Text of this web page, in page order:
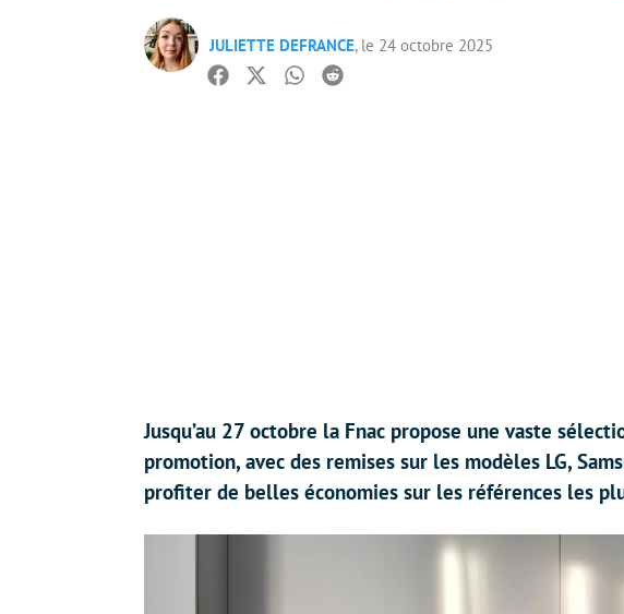
JULIETTE DEFRANCE, le 24 octobre 2025
Facebook
TwitterWhatsapp
Reddit
Jusqu’au 27 octobre la Fnac propose une vaste
promotion, avec des remises sur les modèles LG,
profiter de belles économies sur les références les